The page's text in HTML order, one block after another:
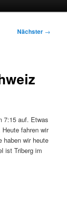
Nächster →
7:15 auf. Etwas
fahren wir
haben wir heute
ist Triberg im